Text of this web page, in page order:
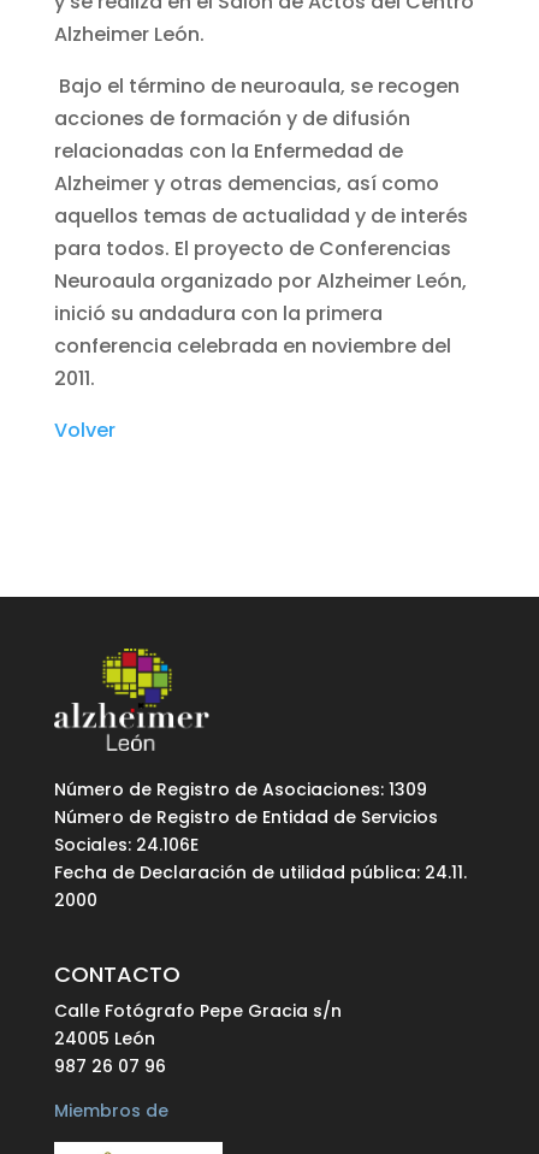
Alzheimer León.
Bajo el término de neuroaula, se recogen
acciones de formación y de difusión
relacionadas con la Enfermedad de
Alzheimer y otras demencias, así como
aquellos temas de actualidad y de interés
para todos. El proyecto de Conferencias
Neuroaula organizado por Alzheimer León,
inició su andadura con la primera
conferencia celebrada en noviembre del
2011.
Volver
Número de Registro de Asociaciones: 1309
Número de Registro de Entidad de Servicios
Sociales: 24.106E
Fecha de Declaración de utilidad pública: 24.11.
2000
CONTACTO
Calle Fotógrafo Pepe Gracia s/n
24005 León
987 26 07 96
Miembros de